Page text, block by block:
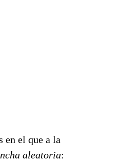
en el que a la
aleatoria: